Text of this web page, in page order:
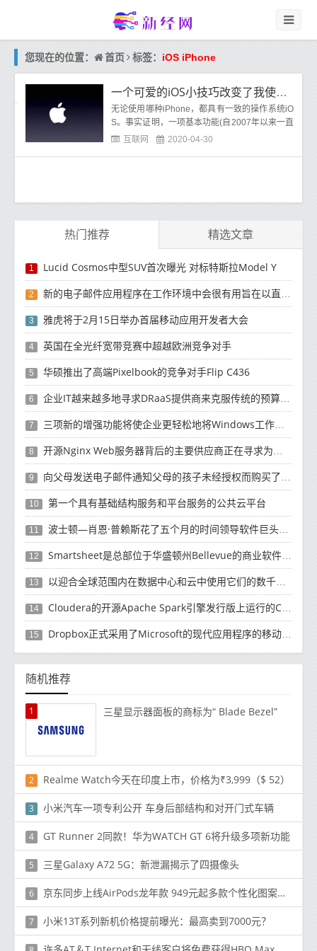
您现在的位置： 首页 标签： iOS iPhone
一个可爱的iOS小技巧改变了我使用iPhone的方式
无论使用哪种iPhone，都具有一致的操作系统iO
S。事实证明，一项基本功能(自2007年以来一直
存在)比我们大多数人以前更容易使用。
互联网 2020-04-30
热门推荐 精选文章
1 Lucid Cosmos中型SUV首次曝光 对标特斯拉Model Y
2 新的电子邮件应用程序在工作环境中会很有用旨在以直观方式组织电子邮件收件箱的新功能
3 雅虎将于2月15日举办首届移动应用开发者大会
4 英国在全光纤宽带竞赛中超越欧洲竞争对手
5 华硕推出了高端Pixelbook的竞争对手Flip C436
6 企业IT越来越多地寻求DRaaS提供商来克服传统的预算资源和复杂性挑战
7 三项新的增强功能将使企业更轻松地将Windows工作负载迁移到云
8 开源Nginx Web服务器背后的主要供应商正在寻求为未来10年的增长提供资金
9 向父母发送电子邮件通知父母的孩子未经授权而购买了有关如何退款的产品
10 第一个具有基础结构服务和平台服务的公共云平台
11 波士顿—肖恩·普赖斯花了五个月的时间领导软件巨头SAP的云计算工作
12 Smartsheet是总部位于华盛顿州Bellevue的商业软件制造商
13 以迎合全球范围内在数据中心和云中使用它们的数千名客户
14 Cloudera的开源Apache Spark引擎发行版上运行的Cloud Dataflow版本
15 Dropbox正式​​采用了Microsoft的现代应用程序的移动计算方法
随机推荐
1 三星显示器面板的商标为“ Blade Bezel”
2 Realme Watch今天在印度上市，价格为₹3,999（$ 52）
3 小米汽车一项专利公开 车身后部结构和对开门式车辆
4 GT Runner 2同款！华为WATCH GT 6将升级多项新功能
5 三星Galaxy A72 5G：新泄漏揭示了四摄像头
6 京东同步上线AirPods龙年款 949元起多款个性化图案可选
7 小米13T系列新机价格提前曝光：最高卖到7000元？